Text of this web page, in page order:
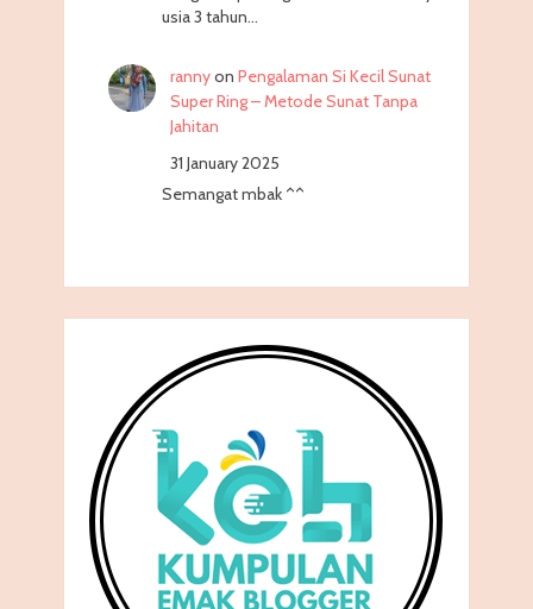
usia 3 tahun…
rannyon Pengalaman Si Kecil Sunat
Super Ring – Metode Sunat Tanpa
Jahitan
31 January 2025
Semangat mbak ^^